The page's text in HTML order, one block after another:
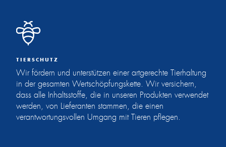
TIERSCHUTZ
Wir fördern und unterstützen einer artgerechte Tierhaltung
in der gesamten Wertschöpfungskette. Wir versichern,
dass alle Inhaltsstoffe, die in unseren Produkten verwendet
werden, von Lieferanten stammen, die einen
verantwortungsvollen Umgang mit Tieren pflegen.